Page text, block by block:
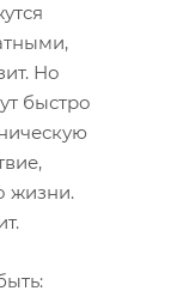
Но
быстро
жизни.